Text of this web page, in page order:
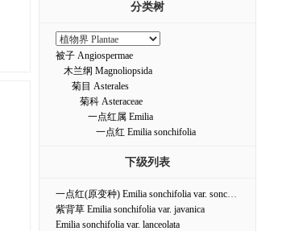
分类树
被子 Angiospermae
木兰纲 Magnoliopsida
菊目 Asterales
菊科 Asteraceae
一点红属 Emilia
一点红 Emilia sonchifolia
下级列表
一点红(原变种) Emilia sonchifolia var. sonchifolia
紫背草 Emilia sonchifolia var. javanica
Emilia sonchifolia var. lanceolata